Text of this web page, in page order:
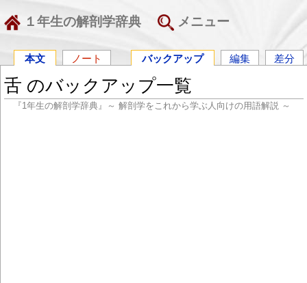
１年生の解剖学辞典 メニュー
本文 ノート バックアップ 編集 差分
舌 のバックアップ一覧
『1年生の解剖学辞典』～ 解剖学をこれから学ぶ人向けの用語解説 ～